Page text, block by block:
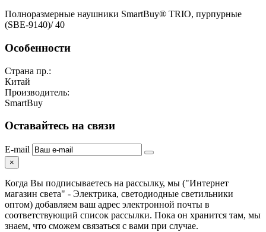
Полноразмерные наушники SmartBuy® TRIO, пурпурные
(SBE-9140)/ 40
Особенности
Страна пр.:
Китай
Производитель:
SmartBuy
Оставайтесь на связи
E-mail
×
Когда Вы подписываетесь на рассылку, мы ("Интернет
магазин света" - Электрика, светодиодные светильники
оптом) добавляем ваш адрес электронной почты в
соответствующий список рассылки. Пока он хранится там, мы
знаем, что сможем связаться с вами при случае.